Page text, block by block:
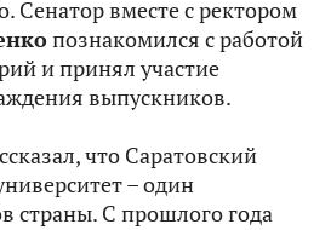
Сенатор вместе с ректором
познакомился с работой
и принял участие
выпускников.
что Саратовский
– один
страны. С прошлого года